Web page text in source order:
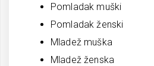
Pomladak muški
Pomladak ženski
Mladež muška
Mladež ženska